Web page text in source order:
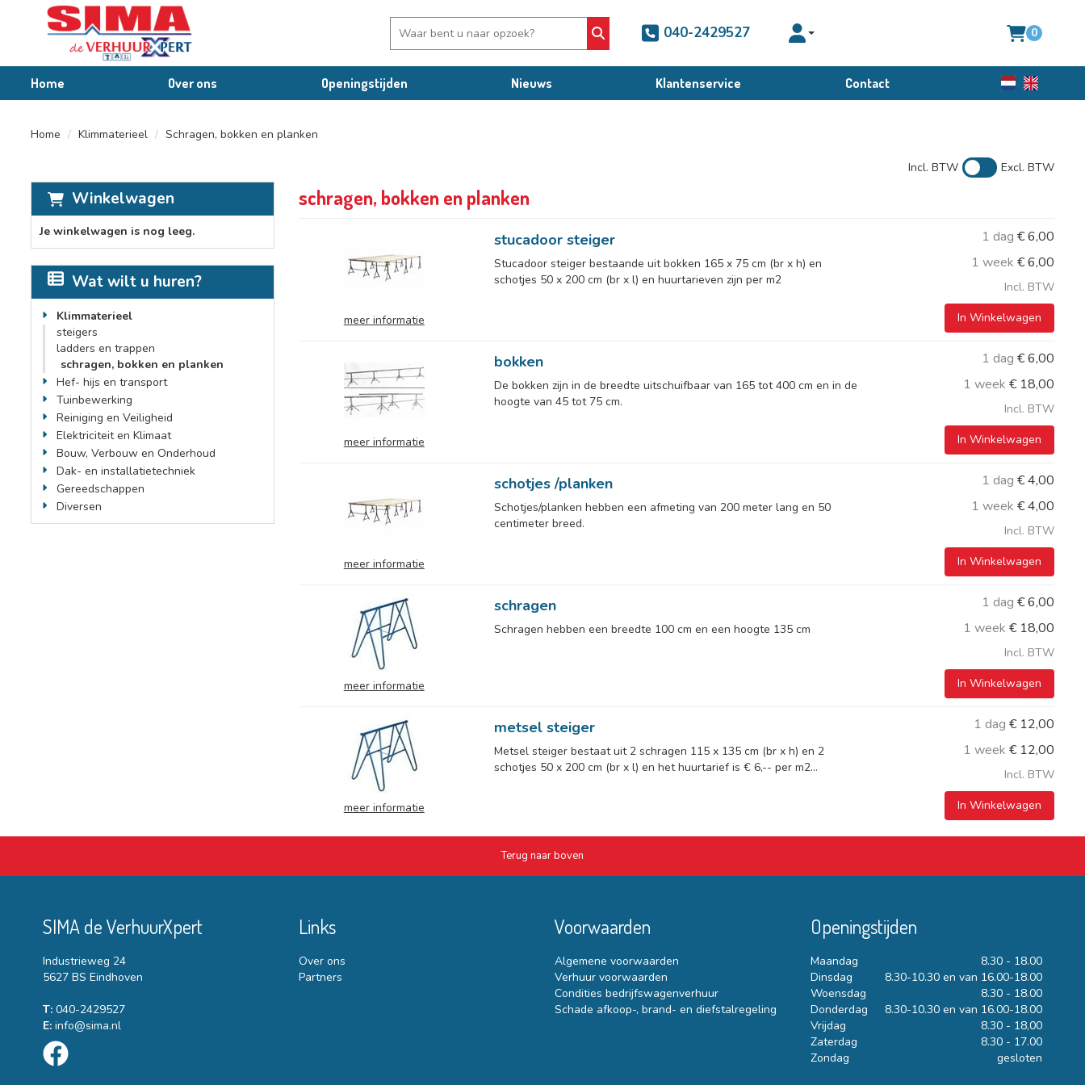
040-2429527 Toggle account dropdown 0
Home Over ons Openingstijden Nieuws Klantenservice Contact Nederlands
English
Home Klimmaterieel Schragen, bokken en planken
Incl. BTW Excl. BTW
Winkelwagen
Je winkelwagen is nog leeg.
Wat wilt u huren?
Klimmaterieel
steigers
ladders en trappen
schragen, bokken en planken
Hef- hijs en transport
Tuinbewerking
Reiniging en Veiligheid
Elektriciteit en Klimaat
Bouw, Verbouw en Onderhoud
Dak- en installatietechniek
Gereedschappen
Diversen
schragen, bokken en planken
meer informatie
1 dag €6,00
1 week €6,00
Incl. BTW
In Winkelwagen
stucadoor steiger
Stucadoor steiger bestaande uit bokken 165 x 75 cm (br x h) en
schotjes 50 x 200 cm (br x l) en huurtarieven zijn per m2
meer informatie
1 dag €6,00
1 week € 18,00
Incl. BTW
In Winkelwagen
bokken
De bokken zijn in de breedte uitschuifbaar van 165 tot 400 cm en in de
hoogte van 45 tot 75 cm.
meer informatie
1 dag €4,00
1 week €4,00
Incl. BTW
In Winkelwagen
schotjes /planken
Schotjes/planken hebben een afmeting van 200 meter lang en 50
centimeter breed.
meer informatie
1 dag €6,00
1 week € 18,00
Incl. BTW
In Winkelwagen
schragen
Schragen hebben een breedte 100 cm en een hoogte 135 cm
meer informatie
1 dag € 12,00
1 week € 12,00
Incl. BTW
In Winkelwagen
metsel steiger
Metsel steiger bestaat uit 2 schragen 115 x 135 cm (br x h) en 2
schotjes 50 x 200 cm (br x l) en het huurtarief is € 6,-- per m2...
Terug naar boven
SIMA de VerhuurXpert
Industrieweg 24
5627 BS Eindhoven
T: 040-2429527
E: info@sima.nl
Links
Over ons
Partners
Voorwaarden
Algemene voorwaarden
Verhuur voorwaarden
Condities bedrijfswagenverhuur
Schade afkoop-, brand- en diefstalregeling
Openingstijden
Maandag
8.30 - 18.00
Dinsdag
8.30-10.30 en van 16.00-18.00
Woensdag
8.30 - 18.00
Donderdag
8.30-10.30 en van 16.00-18.00
Vrijdag
8.30 - 18,00
Zaterdag
8.30 - 17.00
Zondag
gesloten